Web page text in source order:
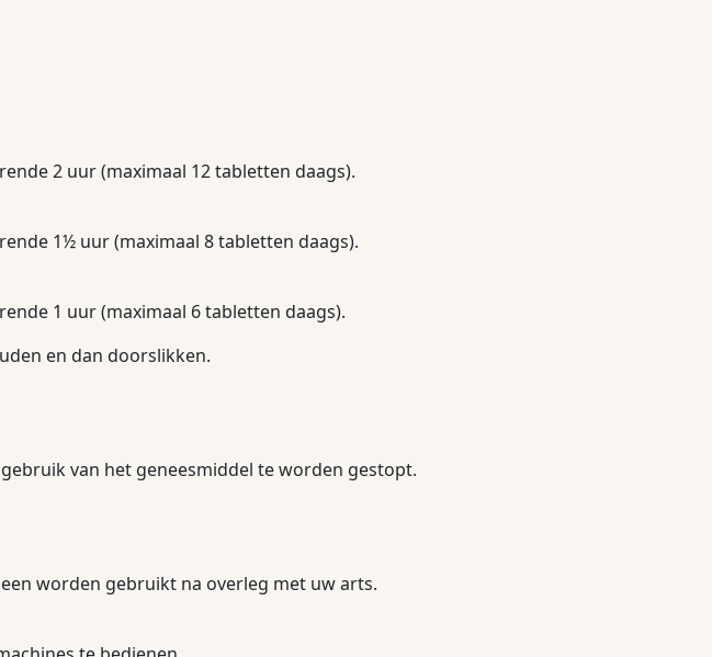
2 uur (maximaal 12 tabletten daags).
1½ uur (maximaal 8 tabletten daags).
1 uur (maximaal 6 tabletten daags).
en dan doorslikken.
van het geneesmiddel te worden gestopt.
worden gebruikt na overleg met uw arts.